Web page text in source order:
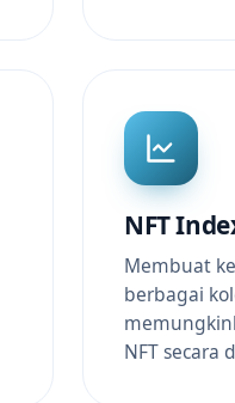
NFT
Membuat
berbagai
NFT secara